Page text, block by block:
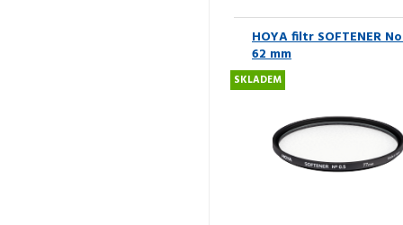
HOYA filtr SOFTENER
62 mm
SKLADEM